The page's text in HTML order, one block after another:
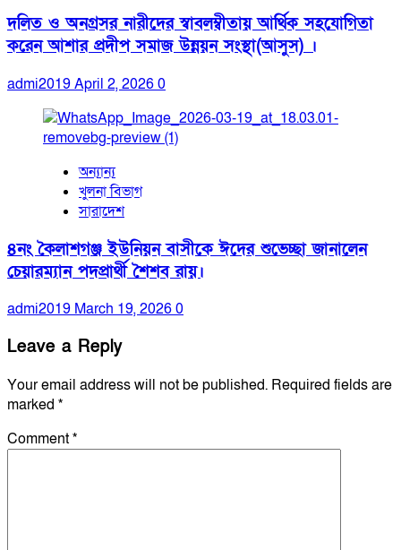
দলিত ও অনগ্রসর নারীদের স্বাবলম্বীতায় আর্থিক সহযোগিতা
করেন আশার প্রদীপ সমাজ উন্নয়ন সংস্থা(আসুস) ।
admi2019April 2, 20260
অন্যান্য
খুলনা বিভাগ
সারাদেশ
৪নং কৈলাশগঞ্জ ইউনিয়ন বাসীকে ঈদের শুভেচ্ছা জানালেন
চেয়ারম্যান পদপ্রার্থী শৈশব রায়।
admi2019 March 19, 20260
Leave a Reply
Your email address will not be published. Required fields are
marked *
Comment*